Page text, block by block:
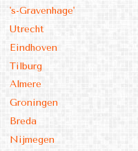
's-Gravenhage'
Utrecht
Eindhoven
Tilburg
Almere
Groningen
Breda
Nijmegen